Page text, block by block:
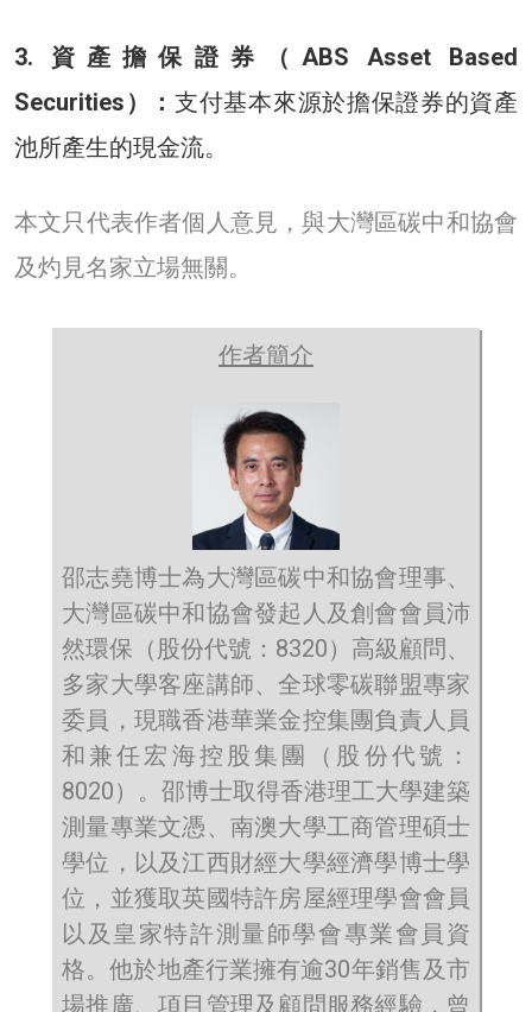
3. 資產擔保證券（ABS Asset Based
Securities）：支付基本來源於擔保證券的資產
池所產生的現金流。
本文只代表作者個人意見，與大灣區碳中和協會
及灼見名家立場無關。
作者簡介
邵志堯博士為大灣區碳中和協會理事、
大灣區碳中和協會發起人及創會會員沛
然環保（股份代號：8320）高級顧問、
多家大學客座講師、全球零碳聯盟專家
委員，現職香港華業金控集團負責人員
和兼任宏海控股集團（股份代號：
8020）。邵博士取得香港理工大學建築
測量專業文憑、南澳大學工商管理碩士
學位，以及江西財經大學經濟學博士學
位，並獲取英國特許房屋經理學會會員
以及皇家特許測量師學會專業會員資
格。他於地產行業擁有逾30年銷售及市
場推廣、項目管理及顧問服務經驗，曾